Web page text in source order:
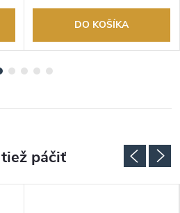
DO KOŠÍKA